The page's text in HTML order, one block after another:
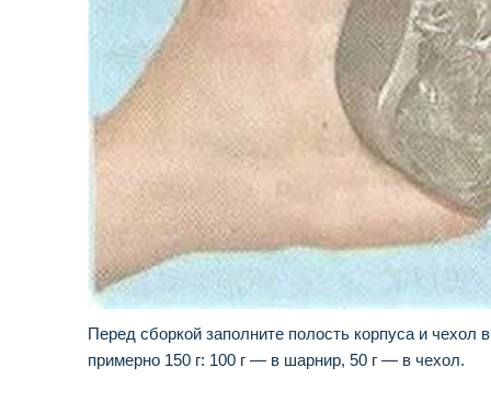
Перед сборкой заполните полость кор­пуса и чехол
примерно 150 г: 100 г — в шар­нир, 50 г — в чехол.